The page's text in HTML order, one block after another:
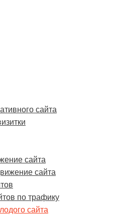
сайта
сайта
сайта
по трафику
сайта